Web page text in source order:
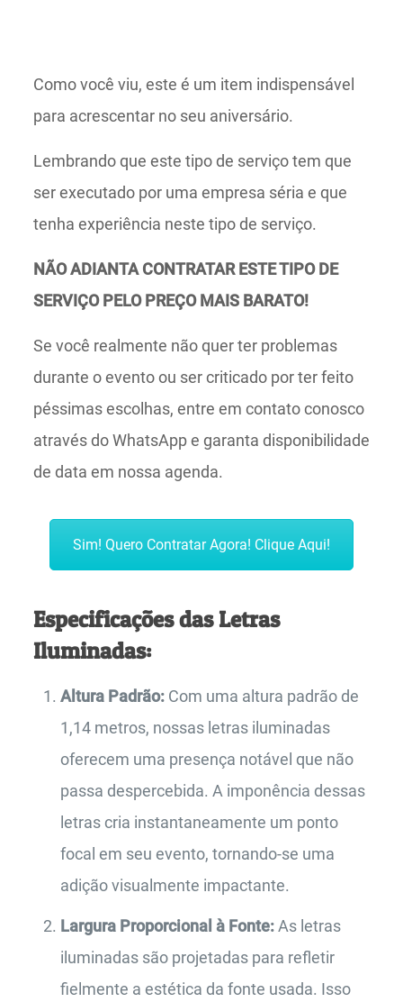
Como você viu, este é um item indispensável
para acrescentar no seu aniversário.
Lembrando que este tipo de serviço tem que
ser executado por uma empresa séria e que
tenha experiência neste tipo de serviço.
NÃO ADIANTA CONTRATAR ESTE TIPO DE
SERVIÇO PELO PREÇO MAIS BARATO!
Se você realmente não quer ter problemas
durante o evento ou ser criticado por ter feito
péssimas escolhas, entre em contato conosco
através do WhatsApp e garanta disponibilidade
de data em nossa agenda.
Sim! Quero Contratar Agora! Clique Aqui!
Especificações das Letras
Iluminadas:
Altura Padrão:Com uma altura padrão de
1,14 metros, nossas letras iluminadas
oferecem uma presença notável que não
passa despercebida. A imponência dessas
letras cria instantaneamente um ponto
focal em seu evento, tornando-se uma
adição visualmente impactante.
Largura Proporcional à Fonte:As letras
iluminadas são projetadas para refletir
fielmente a estética da fonte usada. Isso